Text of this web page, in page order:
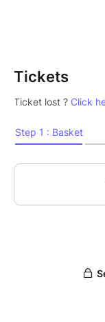
- Prises de
- Débats
Tickets